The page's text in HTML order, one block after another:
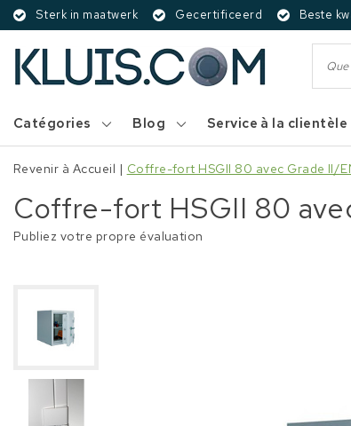
Sterk in maatwerk Gecertificeerd Beste
Catégories Blog Service à la clientèle
Revenir à Accueil | Coffre-fort HSGII 80 avec Grade II/
Coffre-fort HSGII 80
Publiez votre propre évaluation